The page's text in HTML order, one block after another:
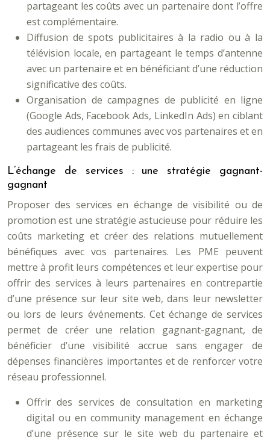
partageant les coûts avec un partenaire dont l’offre
est complémentaire.
Diffusion de spots publicitaires à la radio ou à la
télévision locale, en partageant le temps d’antenne
avec un partenaire et en bénéficiant d’une réduction
significative des coûts.
Organisation de campagnes de publicité en ligne
(Google Ads, Facebook Ads, LinkedIn Ads) en ciblant
des audiences communes avec vos partenaires et en
partageant les frais de publicité.
L’échange de services : une stratégie gagnant-
gagnant
Proposer des services en échange de visibilité ou de
promotion est une stratégie astucieuse pour réduire les
coûts marketing et créer des relations mutuellement
bénéfiques avec vos partenaires. Les PME peuvent
mettre à profit leurs compétences et leur expertise pour
offrir des services à leurs partenaires en contrepartie
d’une présence sur leur site web, dans leur newsletter
ou lors de leurs événements. Cet échange de services
permet de créer une relation gagnant-gagnant, de
bénéficier d’une visibilité accrue sans engager de
dépenses financières importantes et de renforcer votre
réseau professionnel.
Offrir des services de consultation en marketing
digital ou en community management en échange
d’une présence sur le site web du partenaire et